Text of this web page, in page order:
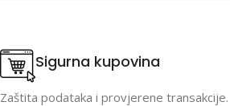
Sigurna kupovina
Zaštita podataka i provjerene transakcije.